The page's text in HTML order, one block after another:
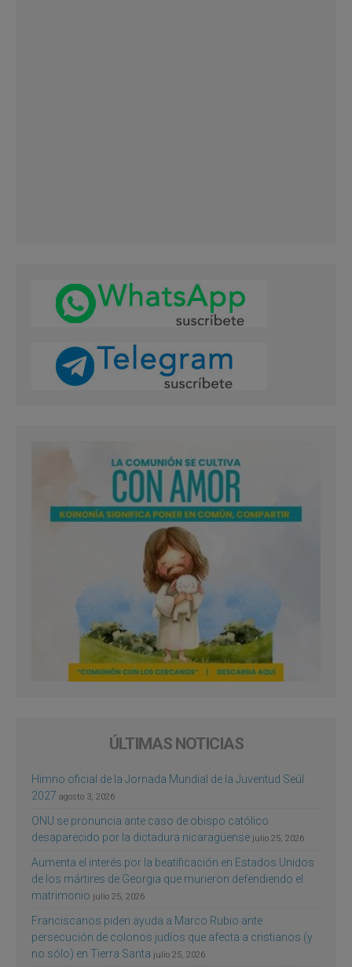
ÚLTIMAS NOTICIAS
Himno oficial de la Jornada Mundial de la Juventud Seúl
2027 agosto 3, 2026
ONU se pronuncia ante caso de obispo católico
desaparecido por la dictadura nicaragüense julio 25, 2026
Aumenta el interés por la beatificación en Estados Unidos
de los mártires de Georgia que murieron defendiendo el
matrimonio julio 25, 2026
Franciscanos piden ayuda a Marco Rubio ante
persecución de colonos judíos que afecta a cristianos (y
no sólo) en Tierra Santa julio 25, 2026